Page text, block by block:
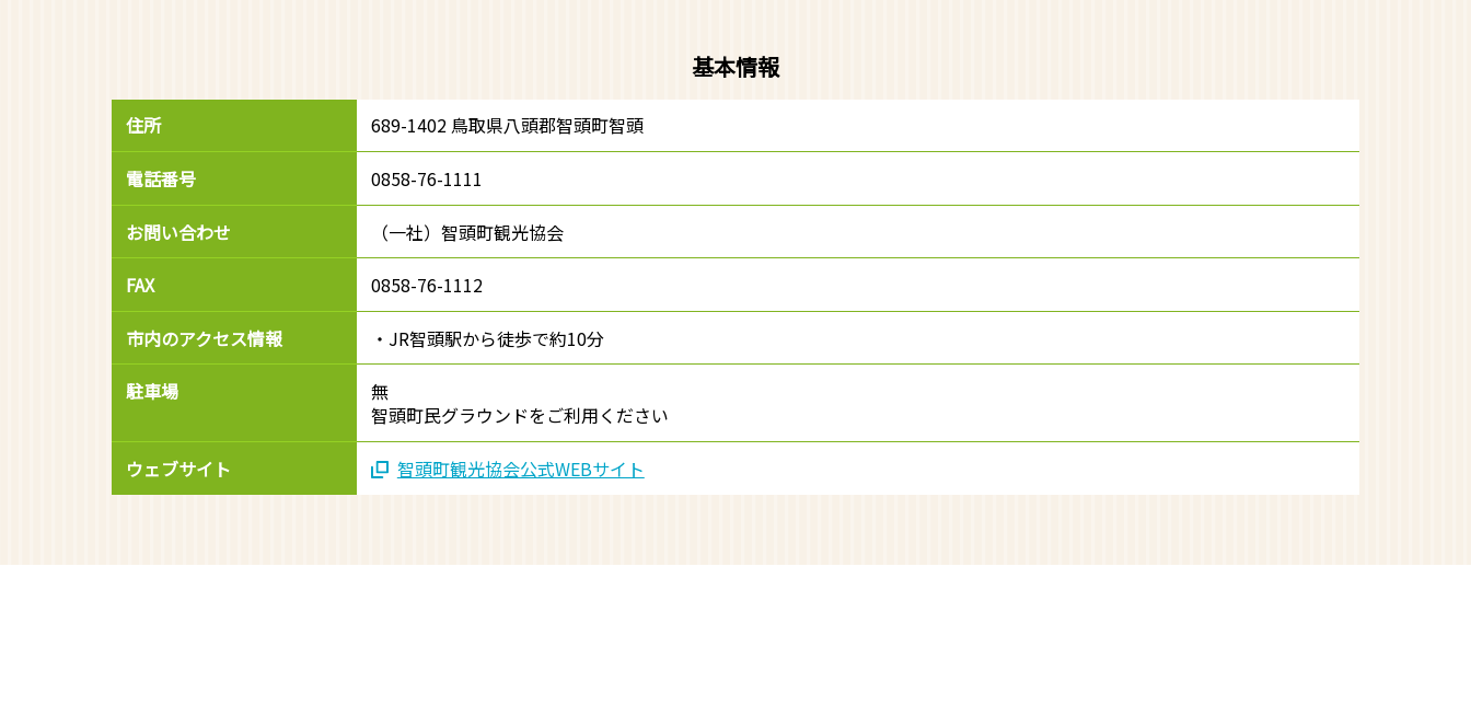
基本情報
住所 689-1402 鳥取県八頭郡智頭町智頭
電話番号 0858-76-1111
お問い合わせ （一社）智頭町観光協会
FAX 0858-76-1112
市内のアクセス情報 ・JR智頭駅から徒歩で約10分
駐車場
無
智頭町民グラウンドをご利用ください
ウェブサイト 智頭町観光協会公式WEBサイト